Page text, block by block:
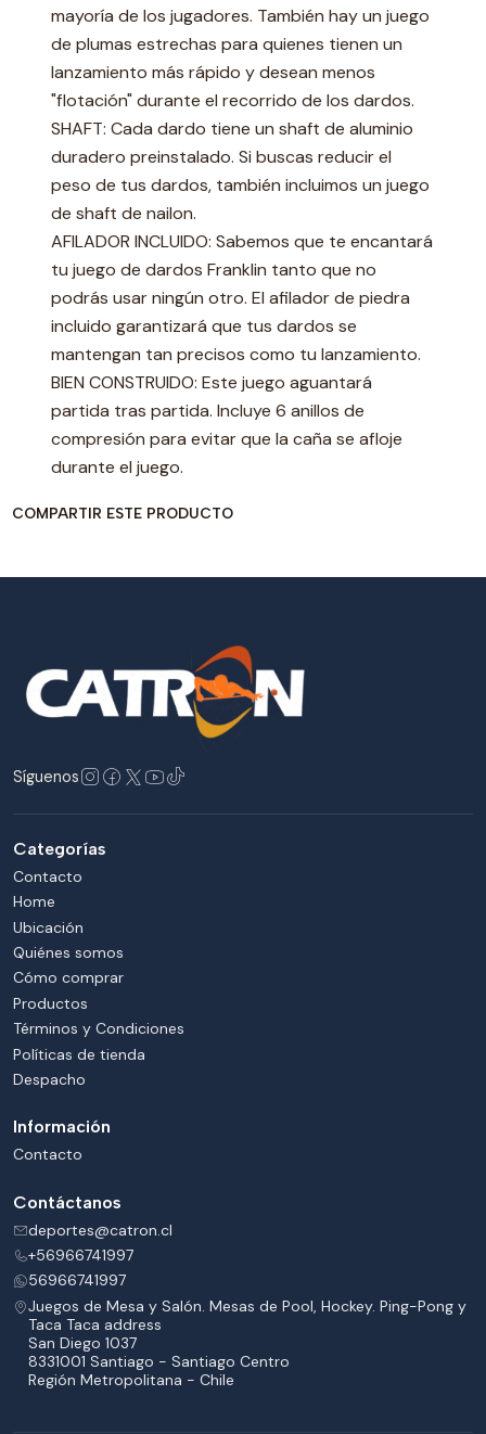
mayoría de los jugadores. También hay un juego
de plumas estrechas para quienes tienen un
lanzamiento más rápido y desean menos
"flotación" durante el recorrido de los dardos.
SHAFT: Cada dardo tiene un shaft de aluminio
duradero preinstalado. Si buscas reducir el
peso de tus dardos, también incluimos un juego
de shaft de nailon.
AFILADOR INCLUIDO: Sabemos que te encantará
tu juego de dardos Franklin tanto que no
podrás usar ningún otro. El afilador de piedra
incluido garantizará que tus dardos se
mantengan tan precisos como tu lanzamiento.
BIEN CONSTRUIDO: Este juego aguantará
partida tras partida. Incluye 6 anillos de
compresión para evitar que la caña se afloje
durante el juego.
COMPARTIR ESTE PRODUCTO
Síguenos
Categorías
Contacto
Home
Ubicación
Quiénes somos
Cómo comprar
Productos
Términos y Condiciones
Políticas de tienda
Despacho
Información
Contacto
Contáctanos
deportes@catron.cl
+56966741997
56966741997
Juegos de Mesa y Salón. Mesas de Pool, Hockey. Ping-Pong y
Taca Taca address
San Diego 1037
8331001 Santiago - Santiago Centro
Región Metropolitana - Chile